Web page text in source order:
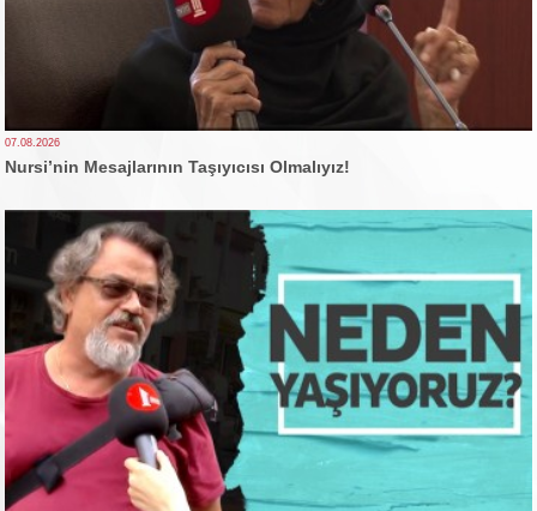
07.08.2026
Nursi’nin Mesajlarının Taşıyıcısı Olmalıyız!